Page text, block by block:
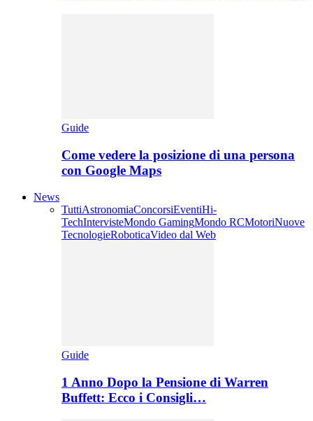
Guide
Come vedere la posizione di una persona
con Google Maps
News
TuttiAstronomiaConcorsiEventiHi-
TechIntervisteMondo GamingMondo RCMotoriNuove
TecnologieRoboticaVideo dal Web
Guide
1 Anno Dopo la Pensione di Warren
Buffett: Ecco i Consigli…